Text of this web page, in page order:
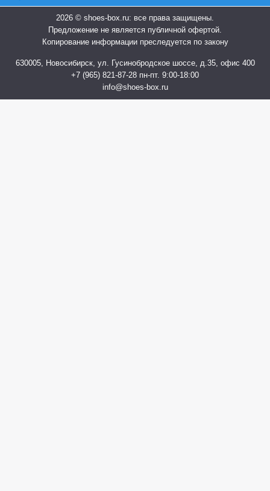
2026 © shoes-box.ru: все права защищены.
Предложение не является публичной офертой.
Копирование информации преследуется по закону
630005, Новосибирск, ул. Гусинобродское шоссе, д.35, офис 400
+7 (965) 821-87-28 пн-пт. 9:00-18:00
info@shoes-box.ru